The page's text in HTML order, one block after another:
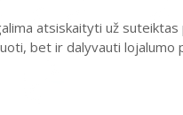
atsiskaityti už suteiktas
bet ir dalyvauti lojalumo